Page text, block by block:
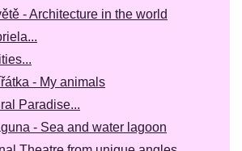
- Architecture in the world
- My animals
Paradise...
- Sea and water lagoon